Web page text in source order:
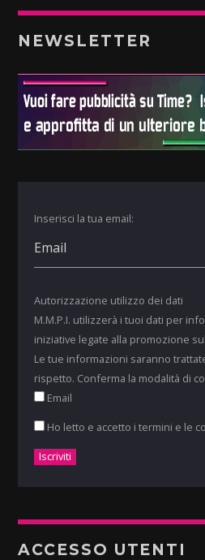
NEWSLETTER
Inserisci la tua email:
Autorizzazione utilizzo dei dati
M.M.P.I. utilizzerà i tuoi dati per
iniziative legate alla promozione
Le tue informazioni saranno
rispetto. Conferma la modalità di
Email
Ho letto e accetto i termini e le
ACCESSO UTENTI